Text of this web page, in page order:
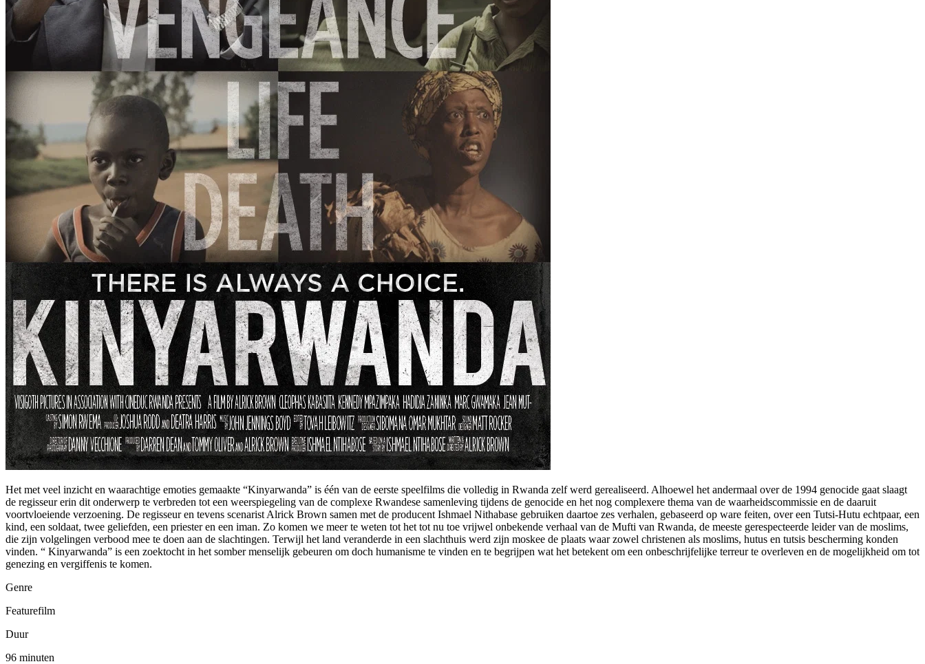
Het met veel inzicht en waarachtige emoties gemaakte “Kinyarwanda” is één van de eerste speelfilms die volledig in Rwanda zelf werd gerealiseerd. Alhoewel het andermaal over de 1994 genocide gaat slaagt
de regisseur erin dit onderwerp te verbreden tot een weerspiegeling van de complexe Rwandese samenleving tijdens de genocide en het nog complexere thema van de waarheidscommissie en de daaruit
voortvloeiende verzoening. De regisseur en tevens scenarist Alrick Brown samen met de producent Ishmael Nithabase gebruiken daartoe zes verhalen, gebaseerd op ware feiten, over een Tutsi-Hutu echtpaar, een
kind, een soldaat, twee geliefden, een priester en een iman. Zo komen we meer te weten tot het tot nu toe vrijwel onbekende verhaal van de Mufti van Rwanda, de meeste gerespecteerde leider van de moslims,
die zijn volgelingen verbood mee te doen aan de slachtingen. Terwijl het land veranderde in een slachthuis werd zijn moskee de plaats waar zowel christenen als moslims, hutus en tutsis bescherming konden
vinden. “ Kinyarwanda” is een zoektocht in het somber menselijk gebeuren om doch humanisme te vinden en te begrijpen wat het betekent om een onbeschrijfelijke terreur te overleven en de mogelijkheid om tot
genezing en vergiffenis te komen.
Genre
Featurefilm
Duur
96 minuten